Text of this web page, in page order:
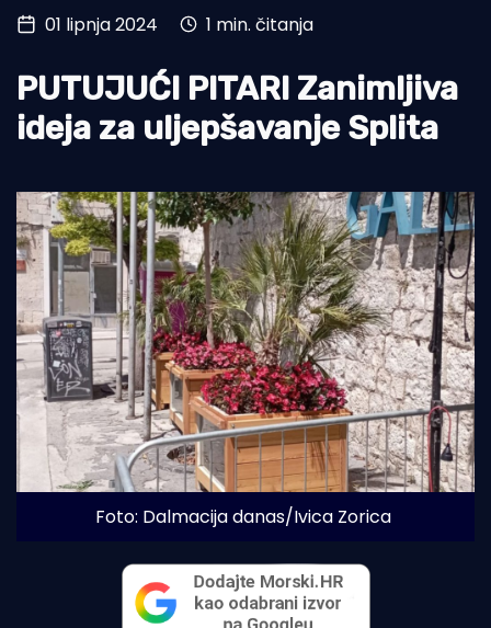
Turizam i nautika
Pomorstvo
Ribolov
Tradicija i kultura
01 lipnja 2024 1 min. čitanja
PUTUJUĆI PITARI Zanimljiva
ideja za uljepšavanje Splita
Foto: Dalmacija danas/Ivica Zorica